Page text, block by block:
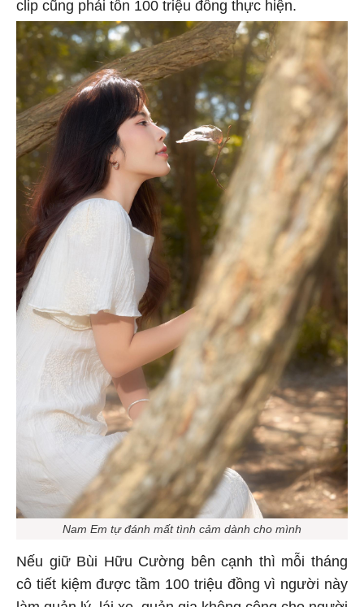
clip cũng phải tốn 100 triệu đồng thực hiện.
Nam Em tự đánh mất tình cảm dành cho mình
Nếu giữ Bùi Hữu Cường bên cạnh thì mỗi tháng
cô tiết kiệm được tầm 100 triệu đồng vì người này